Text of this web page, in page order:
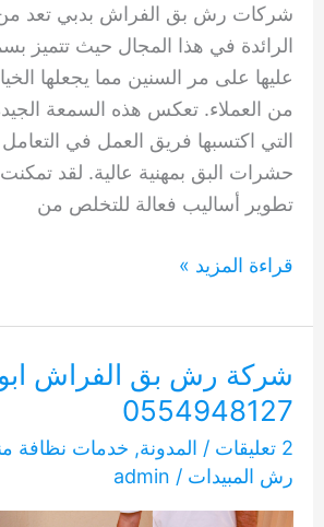
شركات رش بق الفراش بدبي تعد
الرائدة في هذا المجال حيث تتميز
عليها على مر السنين مما يجعلها
من العملاء. تعكس هذه السمعة
التي اكتسبها فريق العمل في
حشرات البق بمهنية عالية. لقد
تطوير أساليب فعالة للتخلص من
شركات
بق
الفراش
بدبي
0554948127
قراءة المزيد »
شركة رش بق الفراش
0554948127
2 تعليقات / المدونة, خدمات نظافة
رش المبيدات /
admin